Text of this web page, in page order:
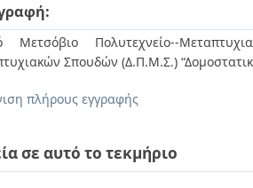
Μετσόβιο Πολυτεχνείο--
Σπουδών (Δ.Π.Μ.Σ.)
πλήρους εγγραφής
σε αυτό το τεκμήριο